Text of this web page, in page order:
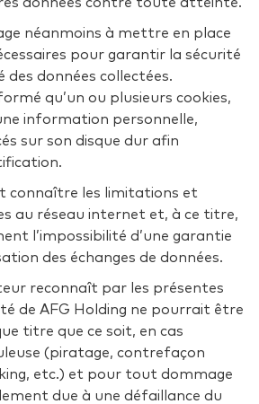
néanmoins à mettre en place
pour garantir la sécurité
données collectées.
qu’un ou plusieurs cookies,
information personnelle,
sur son disque dur afin
connaître les limitations et
au réseau internet et, à ce titre,
l’impossibilité d’une garantie
des échanges de données.
reconnaît par les présentes
de AFG Holding ne pourrait être
titre que ce soit, en cas
(piratage, contrefaçon
etc.) et pour tout dommage
due à une défaillance du